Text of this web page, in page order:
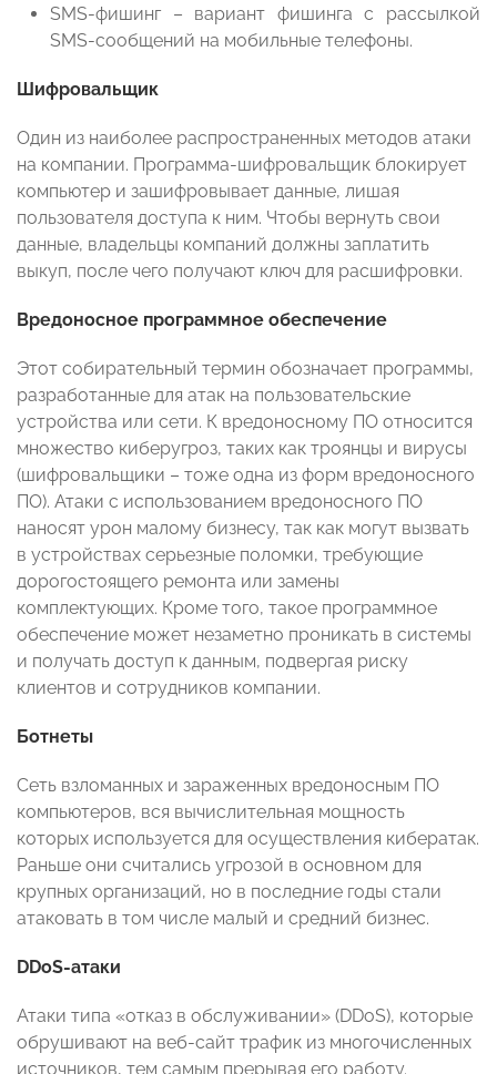
SMS-фишинг – вариант фишинга с рассылкой
SMS-сообщений на мобильные телефоны.
Шифровальщик
Один из наиболее распространенных методов атаки
на компании. Программа-шифровальщик блокирует
компьютер и зашифровывает данные, лишая
пользователя доступа к ним. Чтобы вернуть свои
данные, владельцы компаний должны заплатить
выкуп, после чего получают ключ для расшифровки.
Вредоносное программное обеспечение
Этот собирательный термин обозначает программы,
разработанные для атак на пользовательские
устройства или сети. К вредоносному ПО относится
множество киберугроз, таких как троянцы и вирусы
(шифровальщики – тоже одна из форм вредоносного
ПО). Атаки с использованием вредоносного ПО
наносят урон малому бизнесу, так как могут вызвать
в устройствах серьезные поломки, требующие
дорогостоящего ремонта или замены
комплектующих. Кроме того, такое программное
обеспечение может незаметно проникать в системы
и получать доступ к данным, подвергая риску
клиентов и сотрудников компании.
Ботнеты
Сеть взломанных и зараженных вредоносным ПО
компьютеров, вся вычислительная мощность
которых используется для осуществления кибератак.
Раньше они считались угрозой в основном для
крупных организаций, но в последние годы стали
атаковать в том числе малый и средний бизнес.
DDoS-атаки
Атаки типа «отказ в обслуживании» (DDoS), которые
обрушивают на веб-сайт трафик из многочисленных
источников, тем самым прерывая его работу.